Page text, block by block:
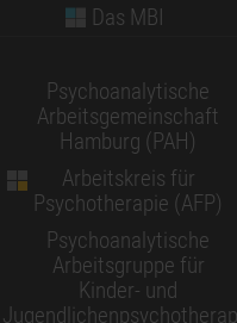
Das MBI
Psychoanalytische
Arbeitsgemeinschaft
Hamburg (PAH)
Arbeitskreis für
Psychotherapie (AFP)
Psychoanalytische
Arbeitsgruppe für
Kinder- und